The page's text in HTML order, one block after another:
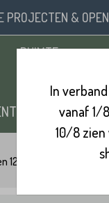
PROJECTEN &
RUIMTE
ZAND,
12x12x50 Oriënt
In
vanaf 1/
10/8 zien